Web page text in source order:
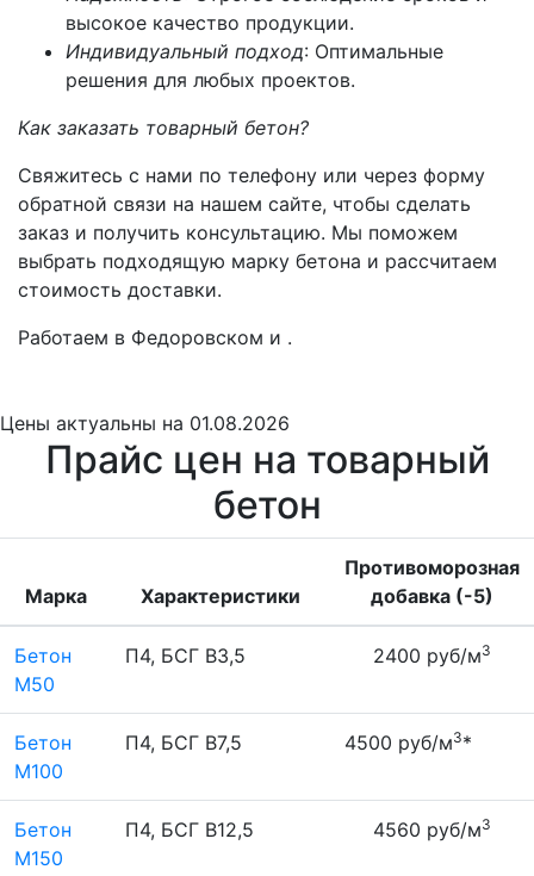
высокое качество продукции.
Индивидуальный подход: Оптимальные
решения для любых проектов.
Как заказать товарный бетон?
Свяжитесь с нами по телефону или через форму
обратной связи на нашем сайте, чтобы сделать
заказ и получить консультацию. Мы поможем
выбрать подходящую марку бетона и рассчитаем
стоимость доставки.
Работаем в Федоровском и .
Цены актуальны на 01.08.2026
Прайс цен на товарный
бетон
Марка Характеристики
Противоморозная
добавка (-5)
Бетон
М50
П4, БСГ В3,5 2400 руб/м3
Бетон
М100
П4, БСГ В7,5 4500 руб/м3*
Бетон
М150
П4, БСГ В12,5 4560 руб/м3